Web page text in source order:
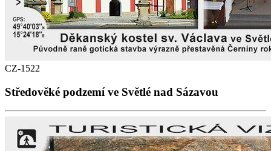
CZ-1522
Středověké podzemí ve Světlé nad Sázavou